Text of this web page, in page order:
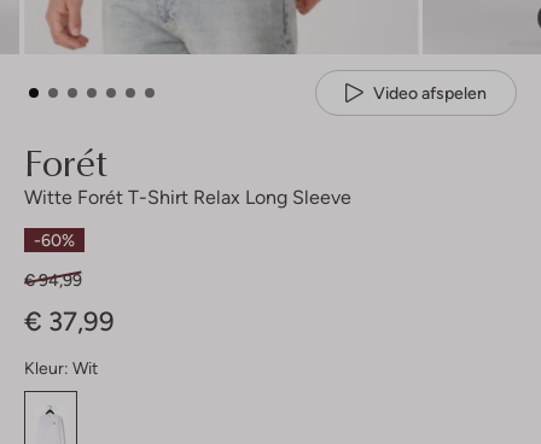
Video afspelen
Forét
Witte Forét T-Shirt Relax Long Sleeve
-60%
€ 94,99
€ 37,99
Kleur: Wit